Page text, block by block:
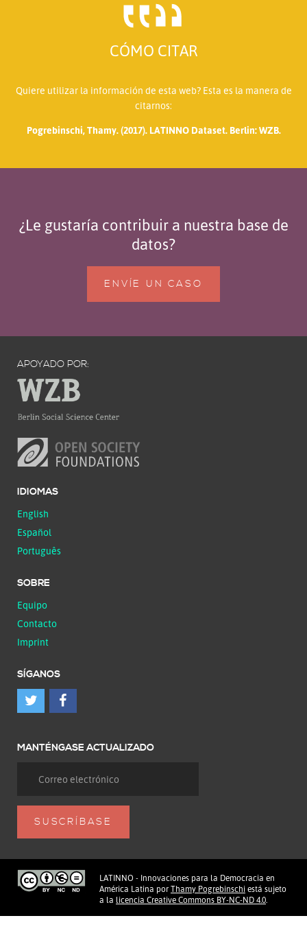
CÓMO CITAR
Quiere utilizar la información de esta web? Esta es la manera de
citarnos:
Pogrebinschi, Thamy. (2017). LATINNO Dataset. Berlin: WZB.
¿Le gustaría contribuir a nuestra base de
datos?
ENVÍE UN CASO
APOYADO POR:
IDIOMAS
English
Español
Português
SOBRE
Equipo
Contacto
Imprint
SÍGANOS
MANTÉNGASE ACTUALIZADO
LATINNO - Innovaciones para la Democracia en
América Latina por Thamy Pogrebinschi está sujeto
a la licencia Creative Commons BY-NC-ND 4.0.